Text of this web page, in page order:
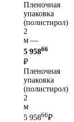
Пленочная
упаковка
(полистирол)
2
м —
5 95866
₽
Пленочная
упаковка
(полистирол)
2
м
5 95866₽